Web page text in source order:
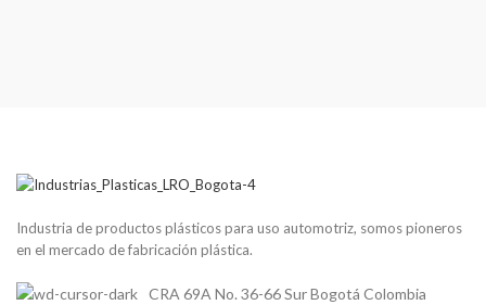
Industria de productos plásticos para uso automotriz, somos pioneros
en el mercado de fabricación plástica.
CRA 69A No. 36-66 Sur Bogotá Colombia